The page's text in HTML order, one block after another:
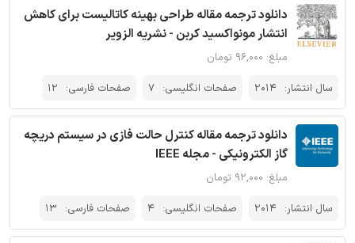
دانلود ترجمه مقاله طراحی بهینه کاتالیست برای کاهش
انتشار مونواکسید کربن - نشریه الزویر
مبلغ: ۹۶,۰۰۰ تومان
سال انتشار: 2014 صفحات انگلیسی: 7 صفحات فارسی: 12
دانلود ترجمه مقاله کنترل حالت فازی در سیستم دریچه
گاز الکترونیکی - مجله IEEE
مبلغ: ۹۲,۰۰۰ تومان
سال انتشار: 2014 صفحات انگلیسی: 4 صفحات فارسی: 13